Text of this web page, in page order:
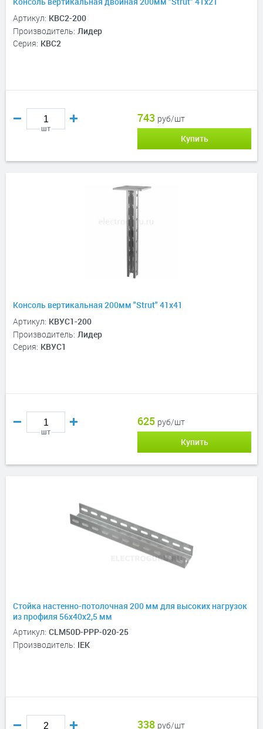
Артикул: КВС2-200
Производитель: Лидер
Серия: КВС2
шт
743 руб/шт
Купить
Консоль вертикальная 200мм "Strut" 41х41
Артикул: КВУС1-200
Производитель: Лидер
Серия: КВУС1
шт
625 руб/шт
Купить
Стойка настенно-потолочная 200 мм для высоких нагрузок
из профиля 56х40х2,5 мм
Артикул: CLM50D-PPP-020-25
Производитель: IEK
338 руб/шт